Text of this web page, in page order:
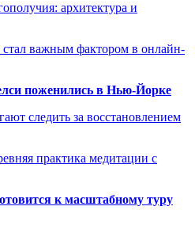
архитектура и
важным фактором в онлайн-
поженились в Нью-Йорке
следить за восстановлением
практика медитации с
к масштабному туру